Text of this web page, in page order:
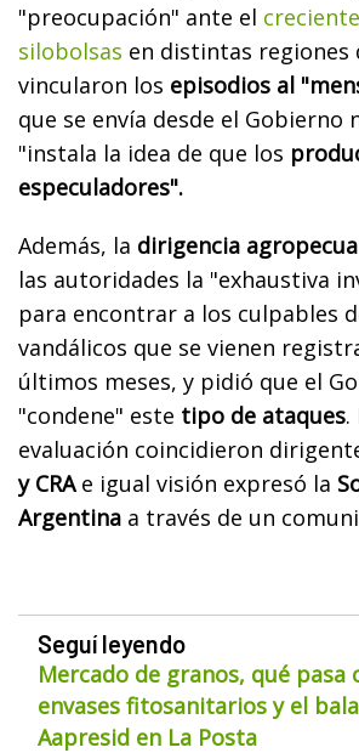
"preocupación" ante el
silobolsas en distintas regiones
vincularon los episodios al
que se envía desde el Gobierno
"instala la idea de que los
especuladores".
Además, la dirigencia
las autoridades la "exhaustiva
para encontrar a los culpables
vandálicos que se vienen
últimos meses, y pidió que el
"condene" este tipo de ataques.
evaluación coincidieron
y CRAe igual visión expresó la
Argentina a través de un
Seguí leyendo
Mercado de granos, qué pasa
envases fitosanitarios y el
Aapresid en La Posta